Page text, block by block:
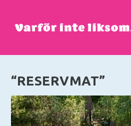
“RESERVMAT”